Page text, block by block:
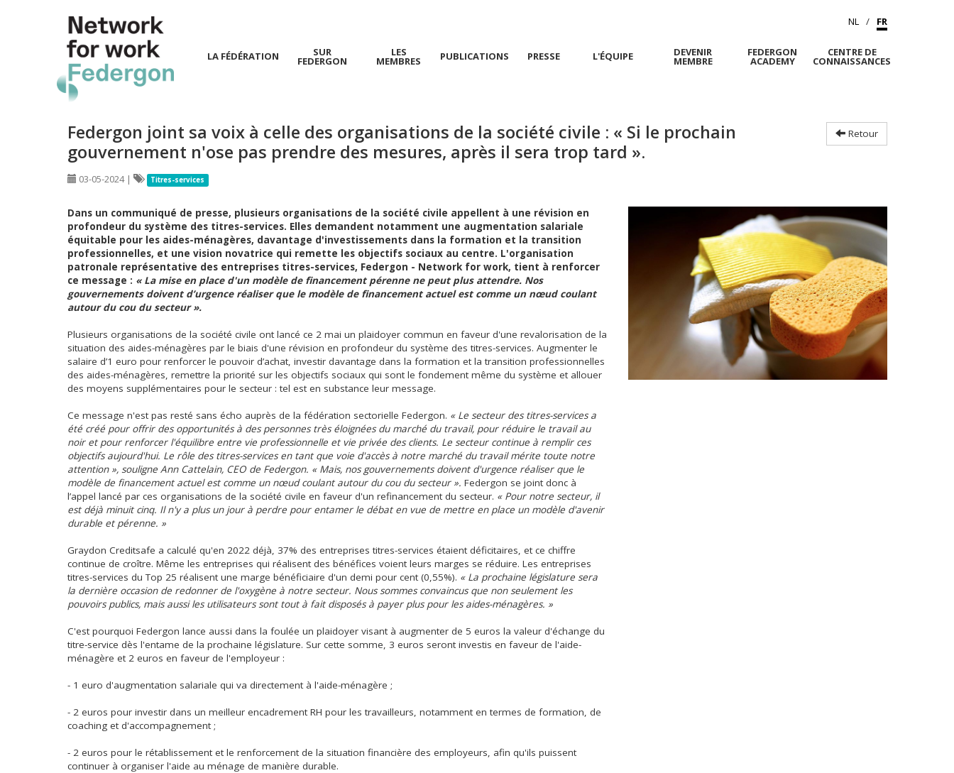
LA FÉDÉRATION SUR
FEDERGON
LES
MEMBRES PUBLICATIONS PRESSE L'ÉQUIPE DEVENIR
MEMBRE
FEDERGON
ACADEMY
CENTRE DE
CONNAISSANCES
NL FR
Retour
Federgon joint sa voix à celle des organisations de la société civile : « Si le prochain
gouvernement n'ose pas prendre des mesures, après il sera trop tard ».
03-05-2024 | Titres-services
Dans un communiqué de presse, plusieurs organisations de la société civile appellent à une révision en
profondeur du système des titres-services. Elles demandent notamment une augmentation salariale
équitable pour les aides-ménagères, davantage d'investissements dans la formation et la transition
professionnelles, et une vision novatrice qui remette les objectifs sociaux au centre. L'organisation
patronale représentative des entreprises titres-services, Federgon - Network for work, tient à renforcer
ce message : « La mise en place d'un modèle de financement pérenne ne peut plus attendre. Nos
gouvernements doivent d’urgence réaliser que le modèle de financement actuel est comme un nœud coulant
autour du cou du secteur ».
Plusieurs organisations de la société civile ont lancé ce 2 mai un plaidoyer commun en faveur d'une revalorisation de la
situation des aides-ménagères par le biais d'une révision en profondeur du système des titres-services. Augmenter le
salaire d’1 euro pour renforcer le pouvoir d’achat, investir davantage dans la formation et la transition professionnelles
des aides-ménagères, remettre la priorité sur les objectifs sociaux qui sont le fondement même du système et allouer
des moyens supplémentaires pour le secteur : tel est en substance leur message.
Ce message n'est pas resté sans écho auprès de la fédération sectorielle Federgon. « Le secteur des titres-services a
été créé pour offrir des opportunités à des personnes très éloignées du marché du travail, pour réduire le travail au
noir et pour renforcer l'équilibre entre vie professionnelle et vie privée des clients. Le secteur continue à remplir ces
objectifs aujourd'hui. Le rôle des titres-services en tant que voie d'accès à notre marché du travail mérite toute notre
attention », souligne Ann Cattelain, CEO de Federgon. « Mais, nos gouvernements doivent d'urgence réaliser que le
modèle de financement actuel est comme un nœud coulant autour du cou du secteur ». Federgon se joint donc à
l’appel lancé par ces organisations de la société civile en faveur d'un refinancement du secteur. « Pour notre secteur, il
est déjà minuit cinq. Il n'y a plus un jour à perdre pour entamer le débat en vue de mettre en place un modèle d'avenir
durable et pérenne. »
Graydon Creditsafe a calculé qu'en 2022 déjà, 37% des entreprises titres-services étaient déficitaires, et ce chiffre
continue de croître. Même les entreprises qui réalisent des bénéfices voient leurs marges se réduire. Les entreprises
titres-services du Top 25 réalisent une marge bénéficiaire d'un demi pour cent (0,55%). « La prochaine législature sera
la dernière occasion de redonner de l'oxygène à notre secteur. Nous sommes convaincus que non seulement les
pouvoirs publics, mais aussi les utilisateurs sont tout à fait disposés à payer plus pour les aides-ménagères. »
C'est pourquoi Federgon lance aussi dans la foulée un plaidoyer visant à augmenter de 5 euros la valeur d'échange du
titre-service dès l'entame de la prochaine législature. Sur cette somme, 3 euros seront investis en faveur de l'aide-
ménagère et 2 euros en faveur de l'employeur :
- 1 euro d'augmentation salariale qui va directement à l'aide-ménagère ;
- 2 euros pour investir dans un meilleur encadrement RH pour les travailleurs, notamment en termes de formation, de
coaching et d'accompagnement ;
- 2 euros pour le rétablissement et le renforcement de la situation financière des employeurs, afin qu'ils puissent
continuer à organiser l'aide au ménage de manière durable.